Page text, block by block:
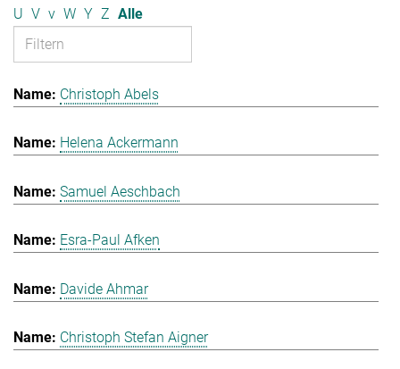
U V v W Y Z Alle
Christoph Abels
Helena Ackermann
Samuel Aeschbach
Esra-Paul Afken
Davide Ahmar
Christoph Stefan Aigner